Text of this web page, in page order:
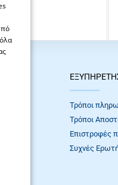
Τρόποι
Τρόποι
Επιστροφές
Συχνές